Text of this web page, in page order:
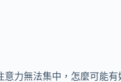
力無法集中，怎麼可能